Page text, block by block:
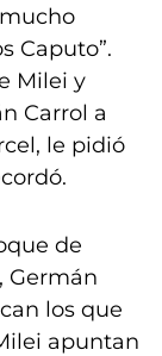
Caputo”.
Milei y
Carrol a
le pidió
de
Germán
los que
apuntan